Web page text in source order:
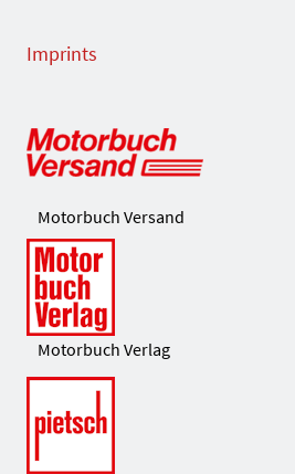
Imprints
Motorbuch Versand
Motorbuch Verlag